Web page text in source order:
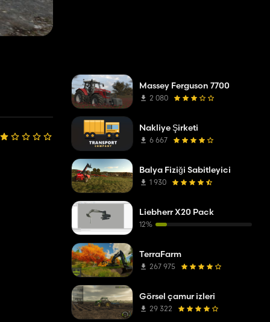
Massey Ferguson 7700
2 080
Nakliye Şirketi
6 667
Balya Fiziği Sabitleyici
1 930
Liebherr X20 Pack
12%
TerraFarm
267 975
Görsel çamur izleri
29 322